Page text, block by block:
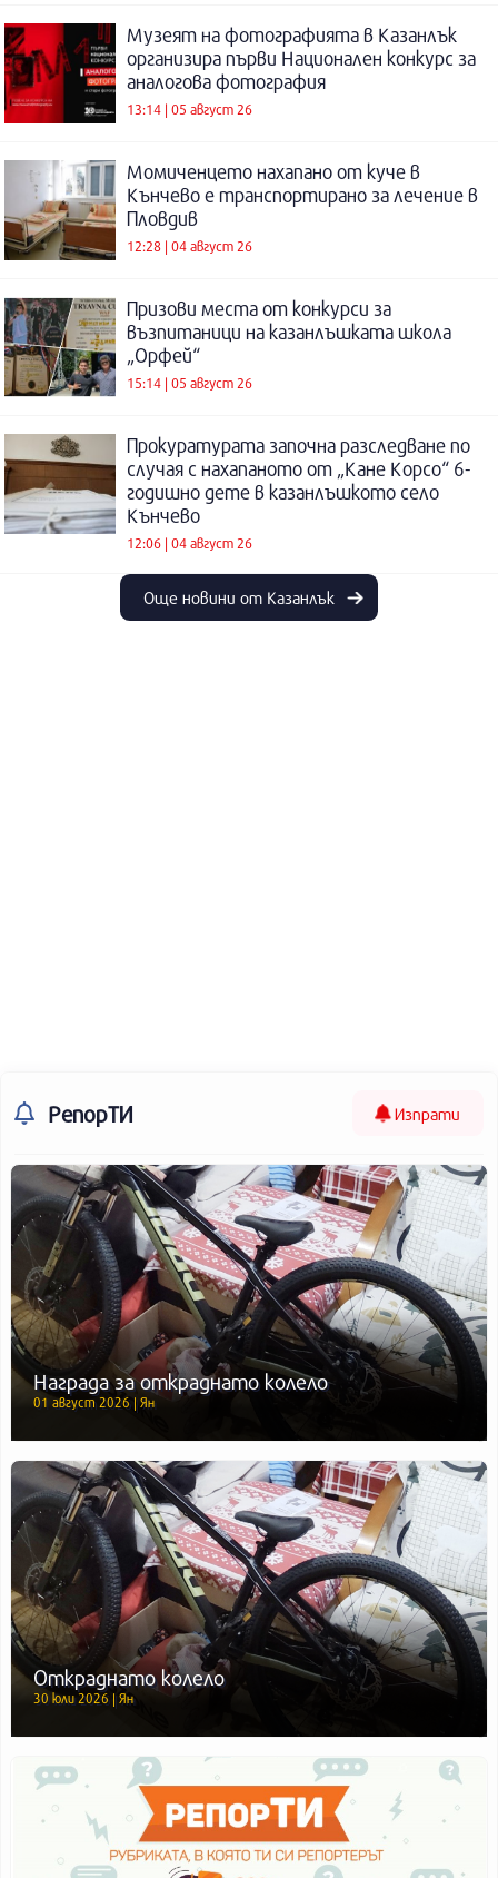
Музеят на фотографията в Казанлък
организира първи Национален конкурс за
аналогова фотография
13:14 | 05 август 26
Момиченцето нахапано от куче в
Кънчево е транспортирано за лечение в
Пловдив
12:28 | 04 август 26
Призови места от конкурси за
възпитаници на казанлъшката школа
„Орфей“
15:14 | 05 август 26
Прокуратурата започна разследване по
случая с нахапаното от „Кане Корсо“ 6-
годишно дете в казанлъшкото село
Кънчево
12:06 | 04 август 26
Още новини от Казанлък
РепорТИ Изпрати
Награда за откраднато колело
01 август 2026 | Ян
Откраднато колело
30 юли 2026 | Ян